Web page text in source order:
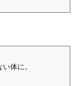
体に。